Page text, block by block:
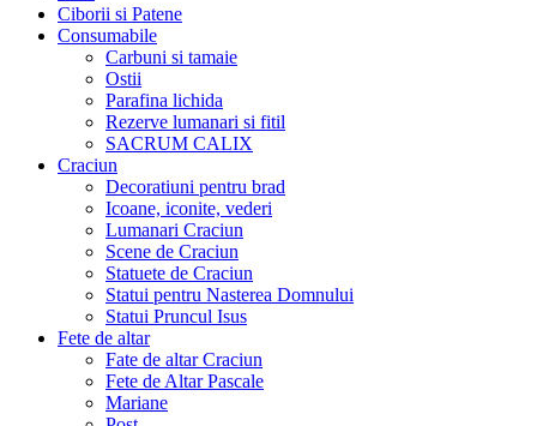
Ciborii si Patene
Consumabile
Carbuni si tamaie
Ostii
Parafina lichida
Rezerve lumanari si fitil
SACRUM CALIX
Craciun
Decoratiuni pentru brad
Icoane, iconite, vederi
Lumanari Craciun
Scene de Craciun
Statuete de Craciun
Statui pentru Nasterea Domnului
Statui Pruncul Isus
Fete de altar
Fate de altar Craciun
Fete de Altar Pascale
Mariane